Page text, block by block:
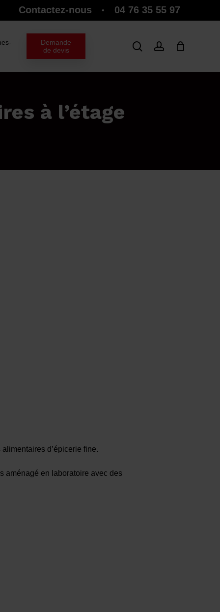
Contactez-nous • 04 76 35 55 97
Demande
de devis
searchaccount
Close
à l’étage
d’épicerie fine.
aménagé en laboratoire avec des